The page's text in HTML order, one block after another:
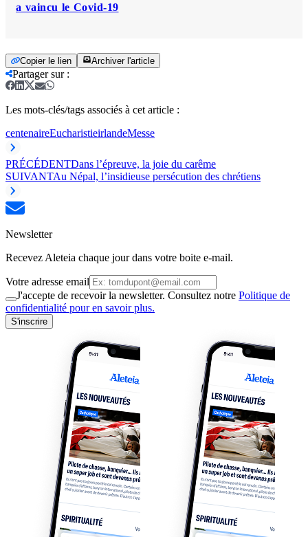
a vaincu le Covid-19
Copier le lien Archiver l'article
Partager sur:
Les mots-clés/tags associés à cet article :
centenaireEucharistieirlandeMesse
PRÉCÉDENTDans l’épreuve, la joie du carême
SUIVANTAu Népal, l’insidieuse persécution des chrétiens
Newsletter
Recevez Aleteia chaque jour dans votre boite e-mail.
Votre adresse email
J'accepte de recevoir la newsletter. Consultez notre Politique de
confidentialité pour en savoir plus.
S'inscrire